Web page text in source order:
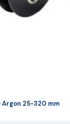
25-320 mm